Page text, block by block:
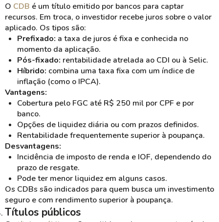
O CDB é um título emitido por bancos para captar
recursos. Em troca, o investidor recebe juros sobre o valor
aplicado. Os tipos são:
Prefixado: a taxa de juros é fixa e conhecida no
momento da aplicação.
Pós-fixado: rentabilidade atrelada ao CDI ou à Selic.
Híbrido: combina uma taxa fixa com um índice de
inflação (como o IPCA).
Vantagens:
Cobertura pelo FGC até R$ 250 mil por CPF e por
banco.
Opções de liquidez diária ou com prazos definidos.
Rentabilidade frequentemente superior à poupança.
Desvantagens:
Incidência de imposto de renda e IOF, dependendo do
prazo de resgate.
Pode ter menor liquidez em alguns casos.
Os CDBs são indicados para quem busca um investimento
seguro e com rendimento superior à poupança.
Títulos públicos